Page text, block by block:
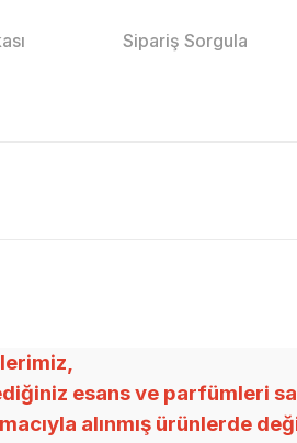
Sipariş Sorgula
esans ve parfümleri
alınmış ürünlerde